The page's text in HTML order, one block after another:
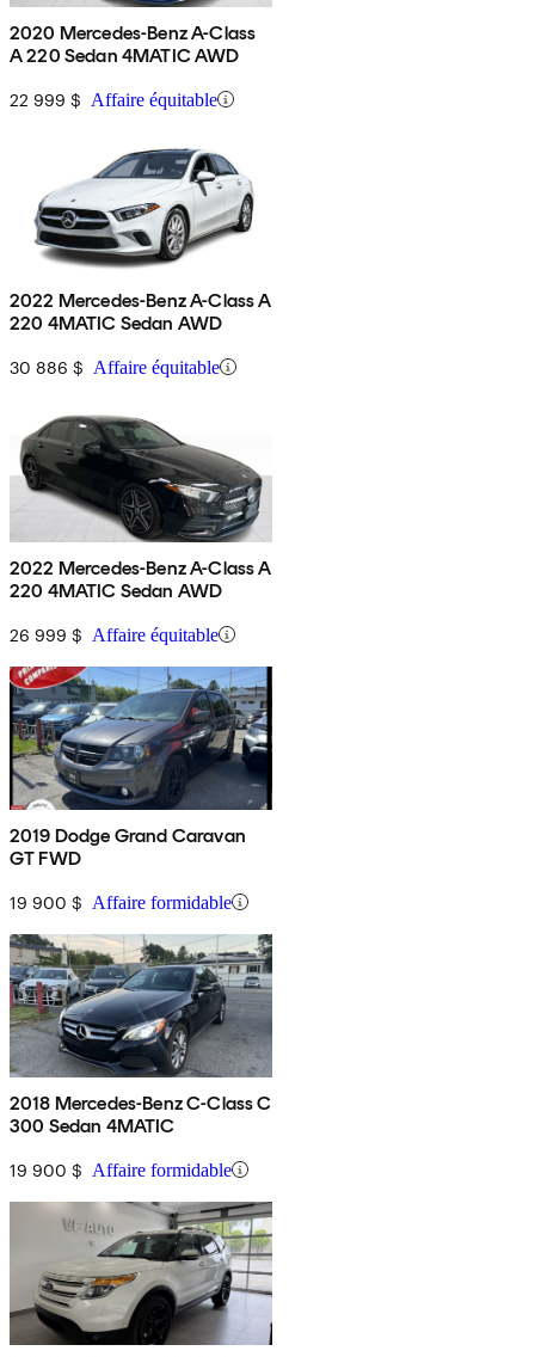
2020 Mercedes-Benz A-Class
A 220 Sedan 4MATIC AWD
22 999 $ Affaire équitable
2022 Mercedes-Benz A-Class A
220 4MATIC Sedan AWD
30 886 $ Affaire équitable
2022 Mercedes-Benz A-Class A
220 4MATIC Sedan AWD
26 999 $ Affaire équitable
2019 Dodge Grand Caravan
GT FWD
19 900 $ Affaire formidable
2018 Mercedes-Benz C-Class C
300 Sedan 4MATIC
19 900 $ Affaire formidable